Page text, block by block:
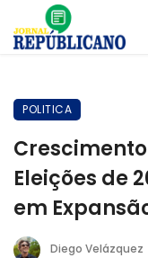
POLITICA
Eleições de
em
Diego Velázquez